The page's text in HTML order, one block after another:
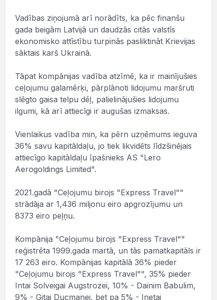
Vadības ziņojumā arī norādīts, ka pēc finanšu
gada beigām Latvijā un daudzās citās valstīs
ekonomisko attīstību turpinās pasliktināt Krievijas
sāktais karš Ukrainā.
Tāpat kompānijas vadība atzīmē, ka ir mainījušies
ceļojumu galamērķi, pārplānoti lidojumu maršruti
slēgto gaisa telpu dēļ, palielinājušies lidojumu
ilgumi, kā arī attiecīgi ir augušas izmaksas.
Vienlaikus vadība min, ka pērn uzņēmums ieguva
36% savu kapitāldaļu, jo tiek likvidēts līdzšinējais
attiecīgo kapitāldaļu īpašnieks AS "Lero
Aerogoldings Limited".
2021.gadā "Ceļojumu birojs "Express Travel""
strādāja ar 1,436 miljonu eiro apgrozījumu un
8373 eiro peļņu.
Kompānija "Ceļojumu birojs "Express Travel""
reģistrēta 1999.gada martā, un tās pamatkapitāls ir
17 263 eiro. Kompānijas kapitālā 36% pieder
"Ceļojumu birojs "Express Travel"", 35% pieder
Intai Solveigai Augstrozei, 10% - Dainim Babulim,
9% - Gitai Ducmanei, bet pa 5% - Inetai